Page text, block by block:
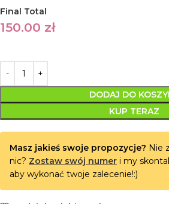
Final Total
150.00 zł
DODAJ DO
KUP TERAZ
Masz jakieś swoje propozycje? Nie
nic? Zostaw swój numer i my
aby wykonać twoje zalecenie!:)